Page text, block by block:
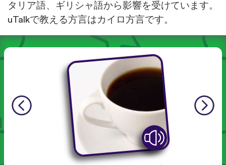
タリア語、ギリシャ語から影響を受けています。
uTalkで教える方言はカイロ方言です。